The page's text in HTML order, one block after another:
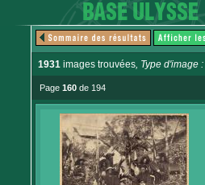
1931 images trouvées, Type d'image :
Page 160 de 194